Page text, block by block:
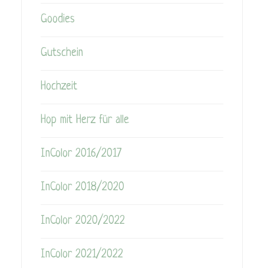
Goodies
Gutschein
Hochzeit
Hop mit Herz für alle
InColor 2016/2017
InColor 2018/2020
InColor 2020/2022
InColor 2021/2022